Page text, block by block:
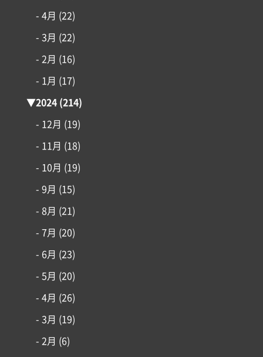
- 4月 (22)
- 3月 (22)
- 2月 (16)
- 1月 (17)
▼2024(214)
- 12月 (19)
- 11月 (18)
- 10月 (19)
- 9月 (15)
- 8月 (21)
- 7月 (20)
- 6月 (23)
- 5月 (20)
- 4月 (26)
- 3月 (19)
- 2月 (6)